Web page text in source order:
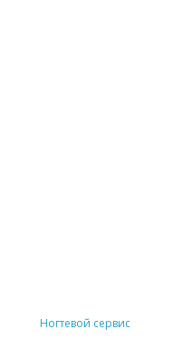
Ногтевой сервис